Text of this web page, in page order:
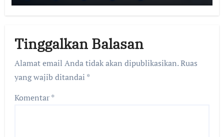
Tinggalkan Balasan
Alamat email Anda tidak akan dipublikasikan.Ruas
yang wajib ditandai *
Komentar*